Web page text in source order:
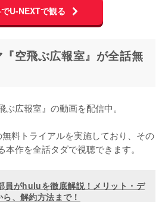
U-NEXTで観る
空飛ぶ広報室』が全話無
広報室』の動画を配信中。
料トライアルを実施しており、その
作を全話タダで視聴できます。
員がhuluを徹底解説！メリット・デ
ら、解約方法まで！